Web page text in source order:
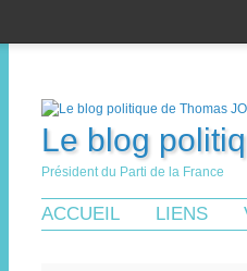
Le blog
Président du Parti de la France
ACCUEIL LIENS